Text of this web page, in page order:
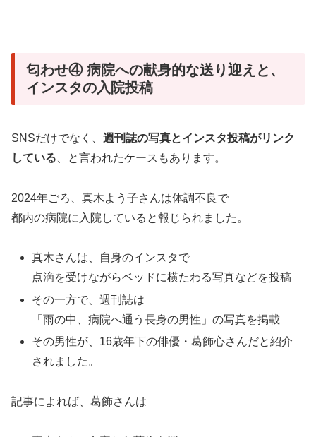
匂わせ④ 病院への献身的な送り迎えと、
インスタの入院投稿
SNSだけでなく、 週刊誌の写真とインスタ投稿がリンク
している 、と言われたケースもあります。
2024年ごろ、真木よう子さんは体調不良で
都内の病院に入院していると報じられました。
真木さんは、自身のインスタで
点滴を受けながらベッドに横たわる写真などを投稿
その一方で、週刊誌は
「雨の中、病院へ通う長身の男性」の写真を掲載
その男性が、16歳年下の俳優・葛飾心さんだと紹介
されました。
記事によれば、葛飾さんは